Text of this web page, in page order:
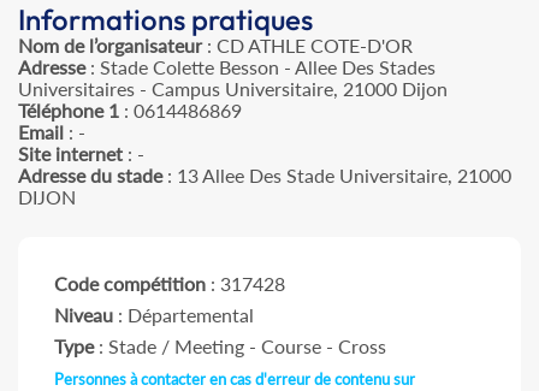
Informations pratiques
Nom de l’organisateur: CD ATHLE COTE-D'OR
Adresse: Stade Colette Besson - Allee Des Stades
Universitaires - Campus Universitaire, 21000 Dijon
Téléphone 1 : 0614486869
Email : -
Site internet : -
Adresse du stade: 13 Allee Des Stade Universitaire, 21000
DIJON
Code compétition : 317428
Niveau : Départemental
Type: Stade / Meeting - Course - Cross
Personnes à contacter en cas d'erreur de contenu sur